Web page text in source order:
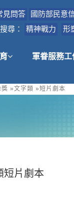
見問答 國防部民意
尋：
精神戰力 形
軍眷服務工
獎 »文字類 »短片劇本
短片劇本